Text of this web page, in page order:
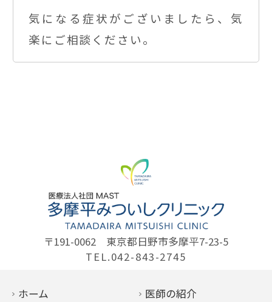
気になる症状がございましたら、気
楽にご相談ください。
〒191-0062
東京都日野市多摩平7-23-5
TEL.042-843-2745
ホーム
医師の紹介